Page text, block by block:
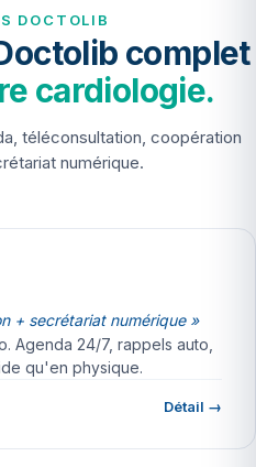
DOCTOLIB
complet
cardiologie.
téléconsultation, coopération
numérique.
+ secrétariat numérique »
Agenda 24/7, rappels auto,
qu'en physique.
Détail →